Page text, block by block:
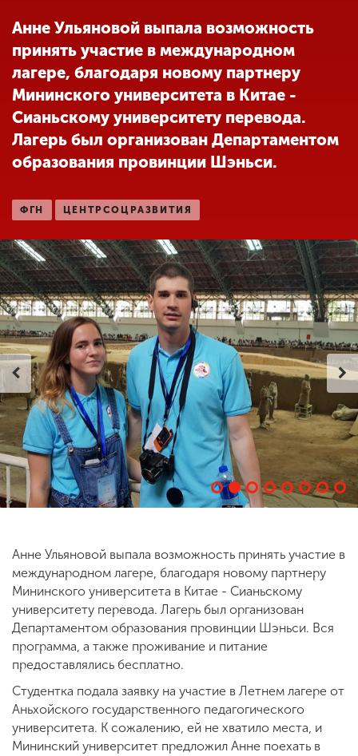
Международная
деятельность
Другие виды
деятельности
Студенческая жизнь
Сведения об
образовательной
организации
ENG SPN CHI
Приемная
комиссия
+7 (831) 262-26-20
Анне Ульяновой выпала возможность
принять участие в международном
лагере, благодаря новому партнеру
Мининского университета в Китае -
Сианьскому университету перевода.
Лагерь был организован Департаментом
образования провинции Шэньси.
ФГН ЦЕНТРСОЦРАЗВИТИЯ
Анне Ульяновой выпала возможность принять участие в
международном лагере, благодаря новому партнеру
Мининского университета в Китае - Сианьскому
университету перевода. Лагерь был организован
Департаментом образования провинции Шэньси. Вся
программа, а также проживание и питание
предоставлялись бесплатно.
Студентка подала заявку на участие в Летнем лагере от
Аньхойского государственного педагогического
университета. К сожалению, ей не хватило места, и
Мининский университет предложил Анне поехать в